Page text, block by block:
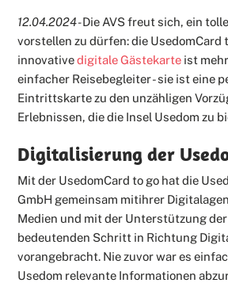
12.04.2024 -Die AVS freut sich, ein
vorstellen zu dürfen: die UsedomCard
innovativedigitale Gästekarte ist
einfacher Reisebegleiter - sie ist eine
Eintrittskarte zu den unzähligen
Erlebnissen, die die Insel Usedom zu
Digitalisierung der
Mit der UsedomCard to go hat die
GmbH gemeinsam mitihrer
Medien und mit der Unterstützung der
bedeutenden Schritt in Richtung
vorangebracht. Nie zuvor war es
Usedom relevante Informationen